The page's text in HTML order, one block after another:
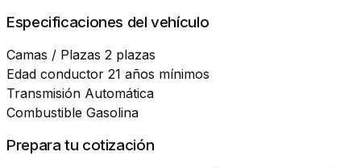
Especificaciones del vehículo
Camas / Plazas 2 plazas
Edad conductor 21 años mínimos
Transmisión Automática
Combustible Gasolina
Prepara tu cotización